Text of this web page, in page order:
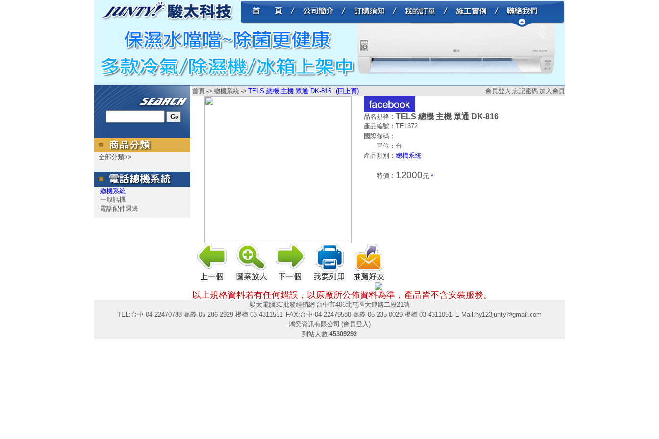
全部分類>>
.....................................
總機系統
一般話機
電話配件週邊
首頁 -> 總機系統 -> TELS 總機 主機 眾通 DK-816 (回上頁) 會員登入 忘記密碼 加入會員
品名規格： TELS 總機 主機 眾通 DK-816
產品編號： TEL372
國際條碼：
單位： 台
產品類別： 總機系統
特價： 12000元 ＊
以上規格資料若有任何錯誤，以原廠所公佈資料為準， 產品皆不含安裝服務。
駿太電腦3C批發經銷網 台中市406北屯區大連路二段21號
TEL:台中-04-22470788 嘉義-05-286-2929 楊梅-03-4311551 FAX:台中-04-22479580 嘉義-05-235-0029 楊梅-03-4311051 E-Mail: hy123junty@gmail.com
鴻奕資訊有限公司 (會員登入)
到站人數:45309292